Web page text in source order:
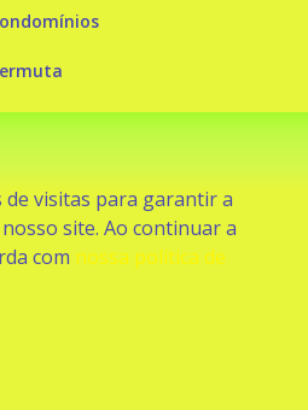
visitas para garantir a
site. Ao continuar a
com nossa política de
Mar